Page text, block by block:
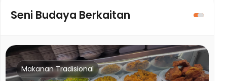
Seni Budaya Berkaitan
Makanan Tradisional